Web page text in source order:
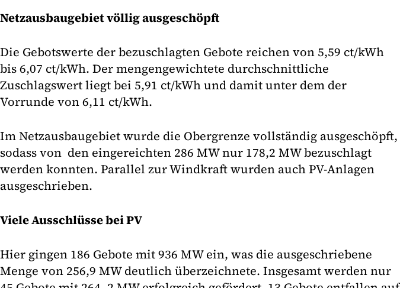
Netzausbaugebiet völlig ausgeschöpft
Die Gebotswerte der bezuschlagten Gebote reichen von 5,59 ct/kWh
bis 6,07 ct/kWh. Der mengengewichtete durchschnittliche
Zuschlagswert liegt bei 5,91 ct/kWh und damit unter dem der
Vorrunde von 6,11 ct/kWh.
Im Netzausbaugebiet wurde die Obergrenze vollständig ausgeschöpft,
sodass von den eingereichten 286 MW nur 178,2 MW bezuschlagt
werden konnten. Parallel zur Windkraft wurden auch PV-Anlagen
ausgeschrieben.
Viele Ausschlüsse bei PV
Hier gingen 186 Gebote mit 936 MW ein, was die ausgeschriebene
Menge von 256,9 MW deutlich überzeichnete. Insgesamt werden nur